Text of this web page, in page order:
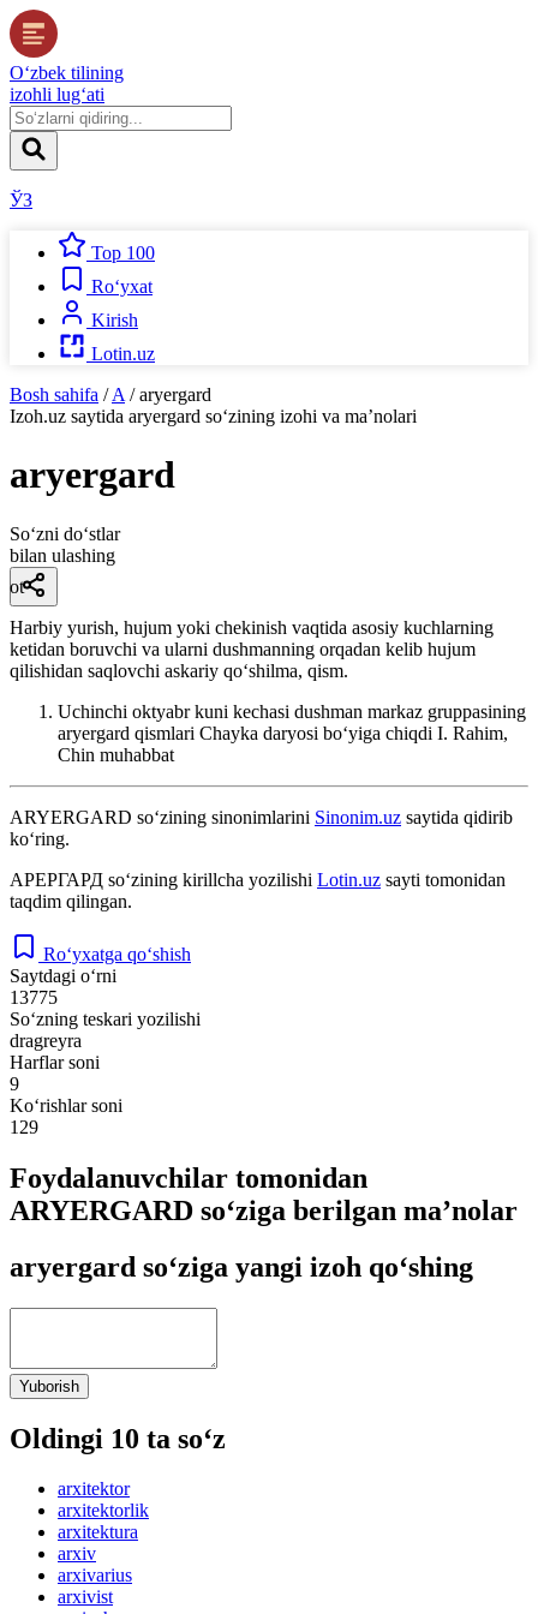
O‘zbek tilining
izohli lug‘ati
ЎЗ
Top 100
Ro‘yxat
Kirish
Lotin.uz
Bosh sahifa / A / aryergard
Izoh.uz saytida aryergard so‘zining izohi va ma’nolari
aryergard
So‘zni do‘stlar
bilan ulashing
ot
Harbiy yurish, hujum yoki chekinish vaqtida asosiy kuchlarning
ketidan boruvchi va ularni dushmanning orqadan kelib hujum
qilishidan saqlovchi askariy qoʻshilma, qism.
Uchinchi oktyabr kuni kechasi dushman markaz gruppasining
aryergard qismlari Chayka daryosi boʻyiga chiqdi I. Rahim,
Chin muhabbat
ARYERGARD so‘zining sinonimlarini Sinonim.uz saytida qidirib
ko‘ring.
АРЕРГАРД so‘zining kirillcha yozilishi Lotin.uz sayti tomonidan
taqdim qilingan.
Ro‘yxatga qo‘shish
Saytdagi o‘rni
13775
So‘zning teskari yozilishi
dragreyra
Harflar soni
9
Ko‘rishlar soni
129
Foydalanuvchilar tomonidan
ARYERGARD so‘ziga berilgan ma’nolar
aryergard so‘ziga yangi izoh qo‘shing
Yuborish
Oldingi 10 ta so‘z
arxitektor
arxitektorlik
arxitektura
arxiv
arxivarius
arxivist